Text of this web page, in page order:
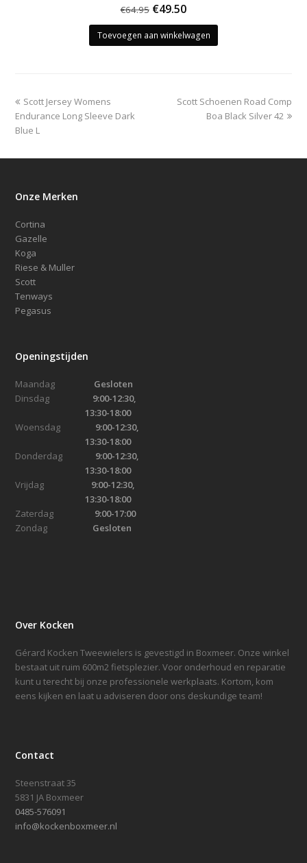
€64.95 Oorspronkelijke
prijs
was:
€49.50Huidige
prijs
is:
Toevoegen aan winkelwagen
previous
post:
Scott Jersey Womens
Endurance Long Sleeve Dark
Blue L
next
Scott Schoenen Road Comp
Boa Black Silver 42
Onze Merken
Cortina
Gazelle
Koga
Riese & Muller
Scott
Tenways
Pegasus
Openingstijden
Maandag Gesloten
Dinsdag 9:00-12:30,
13:30-18:00
Woensdag
9:00-12:30,
13:30-18:00
Donderdag 9:00-12:30,
13:30-18:00
Vrijdag 9:00-12:30,
13:30-18:00
Zaterdag 9:00-17:00
Zondag Gesloten
Over Kocken
Gérard Kocken Tweewielers is gevestigd in Boxmeer. Onze winkel
bestaat uit ruim 600m2 fietsplezier. Voor onderhoud en reparatie
kunt u terecht bij onze professionele werkplaats. Kortom, kom
eens kijken en laat u adviseren door ons deskundige team!
Contact
Steenstraat 35
5831 JA Boxmeer
0485-576091
info@kockenboxmeer.nl